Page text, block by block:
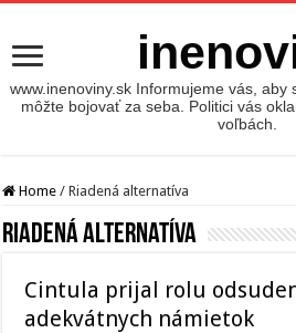
www.inenoviny.sk Informujeme vás, aby
môžte bojovať za seba. Politici vás
voľbách.
Home / Riadená alternatíva
Riadená alternatíva
Cintula prijal rolu
adekvátnych námietok